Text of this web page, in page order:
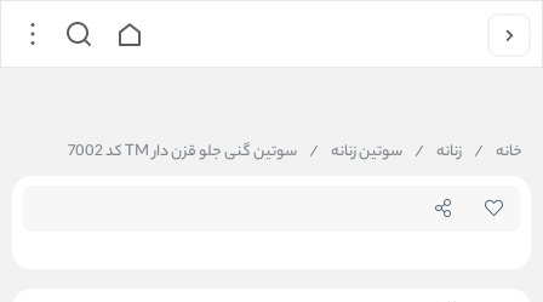
خانه / زنانه / سوتین زنانه / سوتین گنی جلو قزن دار TM کد 7002